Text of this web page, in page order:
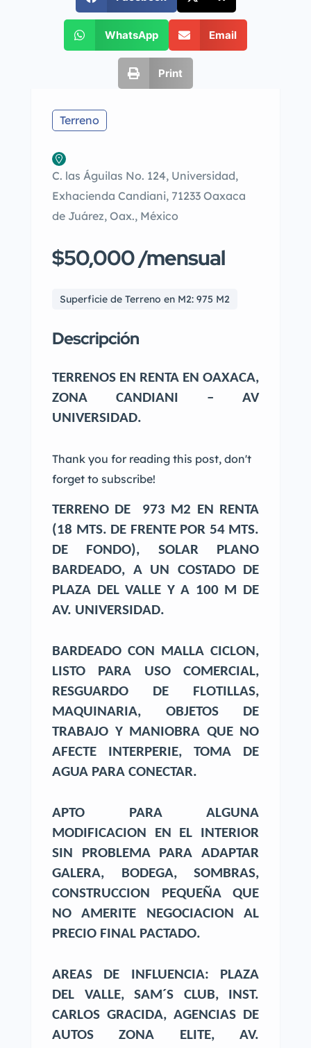
WhatsApp Email
Print
Terreno
C. las Águilas No. 124, Universidad,
Exhacienda Candiani, 71233 Oaxaca
de Juárez, Oax., México
$50,000 /mensual
Superficie de Terreno en M2: 975 M2
Descripción
TERRENOS EN RENTA EN OAXACA,
ZONA CANDIANI – AV
UNIVERSIDAD.
Thank you for reading this post, don't
forget to subscribe!
TERRENO DE 973 M2 EN RENTA
(18 MTS. DE FRENTE POR 54 MTS.
DE FONDO), SOLAR PLANO
BARDEADO, A UN COSTADO DE
PLAZA DEL VALLE Y A 100 M DE
AV. UNIVERSIDAD.
BARDEADO CON MALLA CICLON,
LISTO PARA USO COMERCIAL,
RESGUARDO DE FLOTILLAS,
MAQUINARIA, OBJETOS DE
TRABAJO Y MANIOBRA QUE NO
AFECTE INTERPERIE, TOMA DE
AGUA PARA CONECTAR.
APTO PARA ALGUNA
MODIFICACION EN EL INTERIOR
SIN PROBLEMA PARA ADAPTAR
GALERA, BODEGA, SOMBRAS,
CONSTRUCCION PEQUEÑA QUE
NO AMERITE NEGOCIACION AL
PRECIO FINAL PACTADO.
AREAS DE INFLUENCIA: PLAZA
DEL VALLE, SAM´S CLUB, INST.
CARLOS GRACIDA, AGENCIAS DE
AUTOS ZONA ELITE, AV.